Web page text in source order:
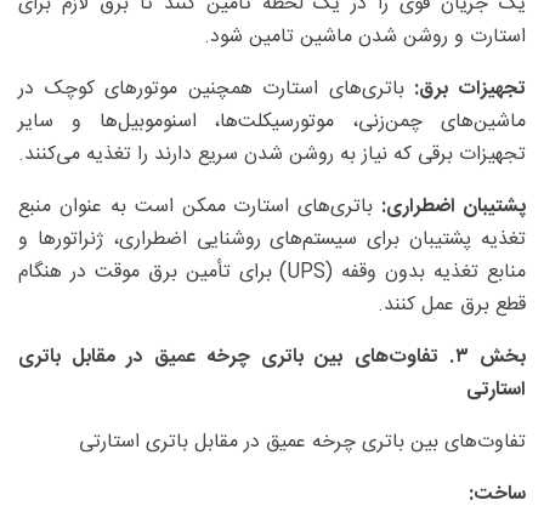
استارت و روشن شدن ماشین تامین شود.
تجهیزات برق: باتری‌های استارت همچنین موتورهای کوچک در
ماشین‌های چمن‌زنی، موتورسیکلت‌ها، اسنوموبیل‌ها و سایر
تجهیزات برقی که نیاز به روشن شدن سریع دارند را تغذیه می‌کنند.
پشتیبان اضطراری: باتری‌های استارت ممکن است به عنوان منبع
تغذیه پشتیبان برای سیستم‌های روشنایی اضطراری، ژنراتورها و
منابع تغذیه بدون وقفه (UPS) برای تأمین برق موقت در هنگام
قطع برق عمل کنند.
بخش ۳. تفاوت‌های بین باتری چرخه عمیق در مقابل باتری
استارتی
تفاوت‌های بین باتری چرخه عمیق در مقابل باتری استارتی
ساخت: